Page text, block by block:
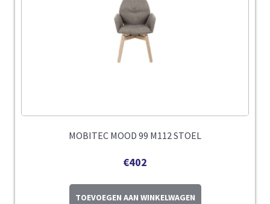
MOBITEC MOOD 99 M112 STOEL
€402
TOEVOEGEN AAN WINKELWAGEN